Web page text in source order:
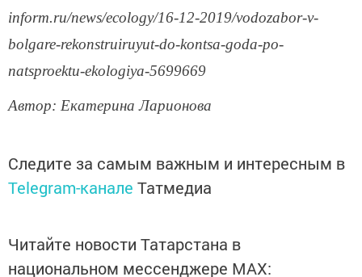
inform.ru/news/ecology/16-12-2019/vodozabor-v-
bolgare-rekonstruiruyut-do-kontsa-goda-po-
natsproektu-ekologiya-5699669
Автор: Екатерина Ларионова
Следите за самым важным и интересным в
Telegram-канале Татмедиа
Читайте новости Татарстана в
национальном мессенджере MАХ: